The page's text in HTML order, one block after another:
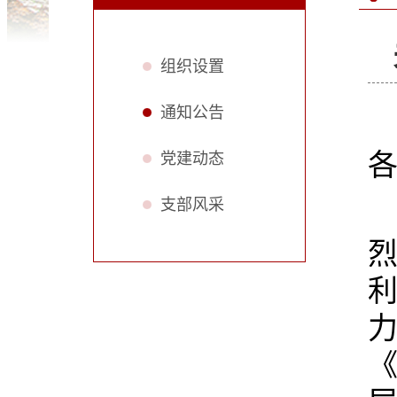
组织设置
通知公告
党建动态
支部风采